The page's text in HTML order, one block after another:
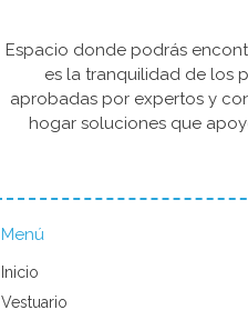
Espacio donde podrás
es la tranquilidad de los
aprobadas por expertos y
hogar soluciones que
Menú
Inicio
Vestuario